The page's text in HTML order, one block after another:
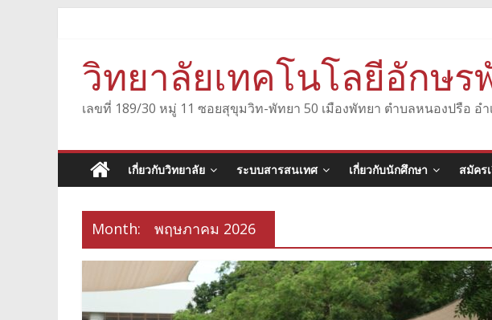
contentวิทยาลัยเทคโนโลยีอักษร
เลขที่ 189/30 หมู่ 11 ซอยสุขุมวิท-พัทยา 50 เมืองพัทยา ตำบลหนองปรือ อ
เกี่ยวกับวิทยาลัย ระบบสารสนเทศ เกี่ยวกับนักศึกษา สมัคร
Month: พฤษภาคม 2026